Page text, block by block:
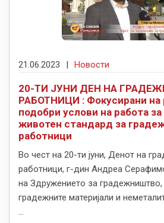
21.06.2023 | Новости
20-ТИ ЈУНИ ДЕН НА
РАБОТНИЦИ : Фокусирани на
подобри услови на работа
животен стандард за
работници
Во чест на 20-ти јуни, Денот на
работници, г-дин Андреа
на Здружението за градежништво,
градежните материјали и
...